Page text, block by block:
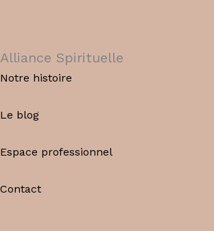
Alliance Spirituelle
Notre histoire
Le blog
Espace professionnel
Contact